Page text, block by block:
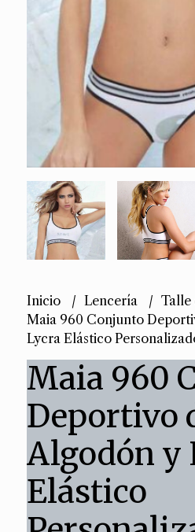
Inicio Lencería
Talle
Maia 960 Conjunto
Lycra Elástico
Maia 960
Deportivo
Algodón y
Elástico